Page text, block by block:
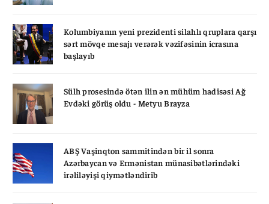
Kolumbiyanın yeni prezidenti silahlı qruplara qarşı
sərt mövqe mesajı verərək vəzifəsinin icrasına
başlayıb
Sülh prosesində ötən ilin ən mühüm hadisəsi Ağ
Evdəki görüş oldu - Metyu Brayza
ABŞ Vaşinqton sammitindən bir il sonra
Azərbaycan və Ermənistan münasibətlərindəki
irəliləyişi qiymətləndirib